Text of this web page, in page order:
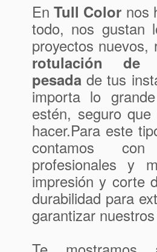
EnTull Color nos
todo, nos gustan
proyectos nuevos,
rotulación de
pesadade tus
importa lo
estén, seguro
hacer.Para este
contamos con
profesionales y
impresión y corte
durabilidad para
garantizar